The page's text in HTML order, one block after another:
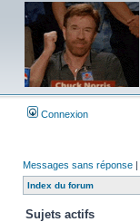
Connexion
Messages sans réponse |
Index du forum
Sujets actifs